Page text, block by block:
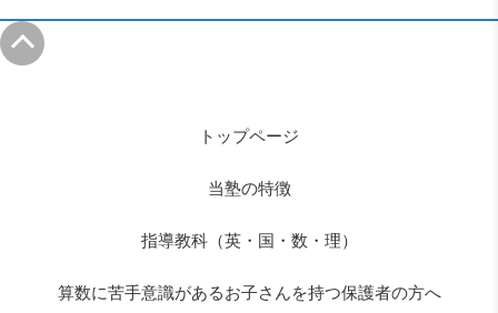
トップページ
当塾の特徴
指導教科（英・国・数・理）
算数に苦手意識があるお子さんを持つ保護者の方へ